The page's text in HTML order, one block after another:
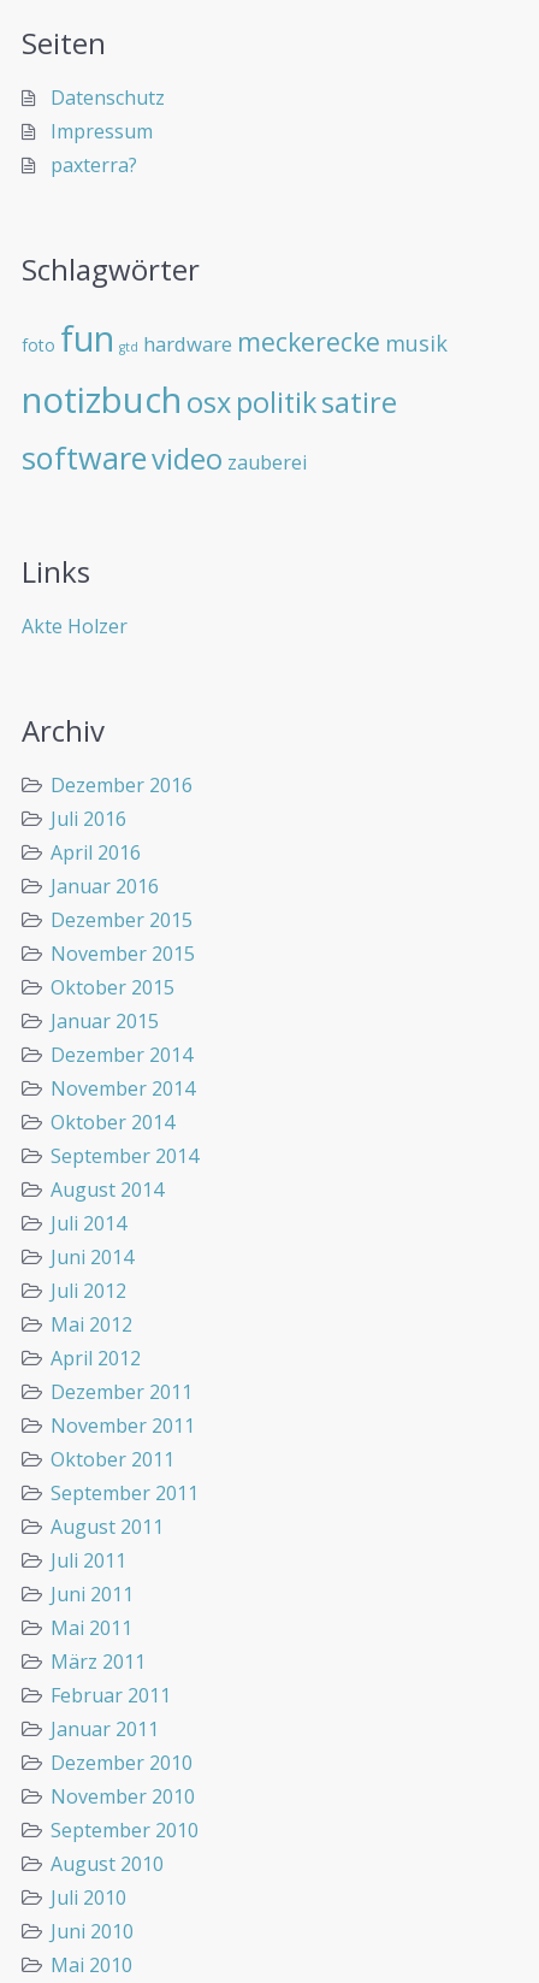
Seiten
Datenschutz
Impressum
paxterra?
Schlagwörter
foto fun gtd hardware meckerecke musik
notizbuch osxpolitiksatire
softwarevideo zauberei
Links
Akte Holzer
Archiv
Dezember 2016
Juli 2016
April 2016
Januar 2016
Dezember 2015
November 2015
Oktober 2015
Januar 2015
Dezember 2014
November 2014
Oktober 2014
September 2014
August 2014
Juli 2014
Juni 2014
Juli 2012
Mai 2012
April 2012
Dezember 2011
November 2011
Oktober 2011
September 2011
August 2011
Juli 2011
Juni 2011
Mai 2011
März 2011
Februar 2011
Januar 2011
Dezember 2010
November 2010
September 2010
August 2010
Juli 2010
Juni 2010
Mai 2010